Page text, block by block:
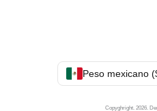
Peso mexicano
Copyghright. 2026.